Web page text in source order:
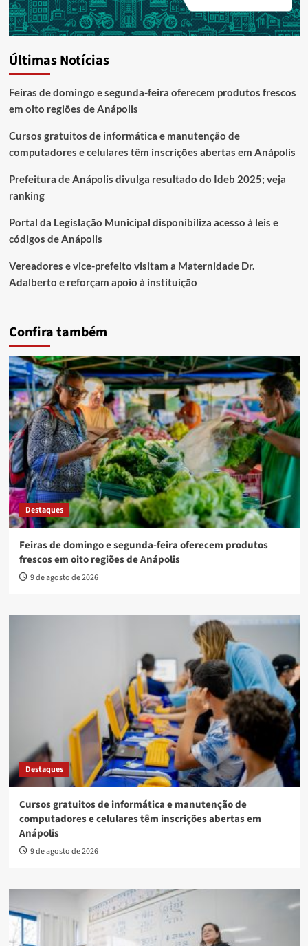
Últimas Notícias
Feiras de domingo e segunda-feira oferecem produtos frescos
em oito regiões de Anápolis
Cursos gratuitos de informática e manutenção de
computadores e celulares têm inscrições abertas em Anápolis
Prefeitura de Anápolis divulga resultado do Ideb 2025; veja
ranking
Portal da Legislação Municipal disponibiliza acesso à leis e
códigos de Anápolis
Vereadores e vice-prefeito visitam a Maternidade Dr.
Adalberto e reforçam apoio à instituição
Confira também
Destaques
Feiras de domingo e segunda-feira oferecem produtos
frescos em oito regiões de Anápolis
9 de agosto de 2026
Destaques
Cursos gratuitos de informática e manutenção de
computadores e celulares têm inscrições abertas em
Anápolis
9 de agosto de 2026